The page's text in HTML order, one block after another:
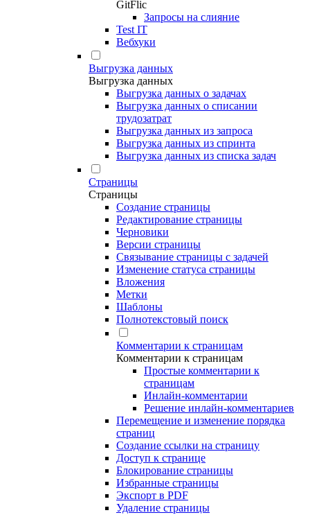
GitFlic
Запросы на слияние
Test IT
Вебхуки
Выгрузка данных
Выгрузка данных
Выгрузка данных о задачах
Выгрузка данных о списании
трудозатрат
Выгрузка данных из запроса
Выгрузка данных из спринта
Выгрузка данных из списка задач
Страницы
Страницы
Создание страницы
Редактирование страницы
Черновики
Версии страницы
Связывание страницы с задачей
Изменение статуса страницы
Вложения
Метки
Шаблоны
Полнотекстовый поиск
Комментарии к страницам
Комментарии к страницам
Простые комментарии к
страницам
Инлайн-комментарии
Решение инлайн-комментариев
Перемещение и изменение порядка
страниц
Создание ссылки на страницу
Доступ к странице
Блокирование страницы
Избранные страницы
Экспорт в PDF
Удаление страницы